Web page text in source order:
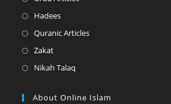
a
HadeesOpens
in
Quranic ArticlesOpens
tab
ZakatOpens
in
new
Nikah Talaq
a
About Online Islam